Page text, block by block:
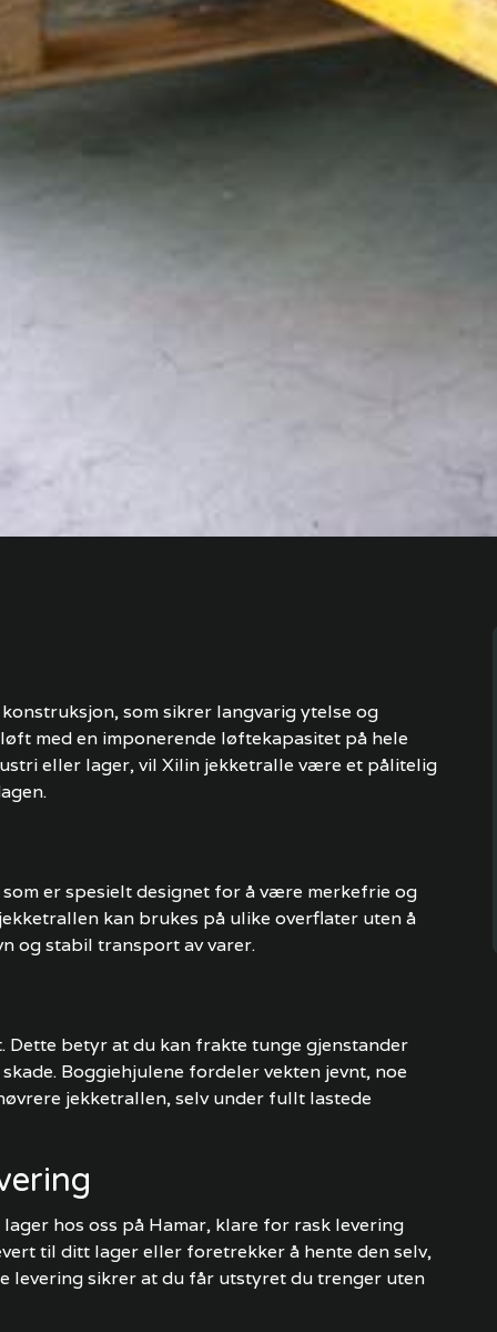
som sikrer langvarig ytelse og
med en imponerende løftekapasitet på hele
eller lager, vil Xilin jekketralle være et pålitelig
er spesielt designet for å være merkefrie og
kan brukes på ulike overflater uten å
og stabil transport av varer.
betyr at du kan frakte tunge gjenstander
Boggiehjulene fordeler vekten jevnt, noe
jekketrallen, selv under fullt lastede
hos oss på Hamar, klare for rask levering
til ditt lager eller foretrekker å hente den selv,
levering sikrer at du får utstyret du trenger uten